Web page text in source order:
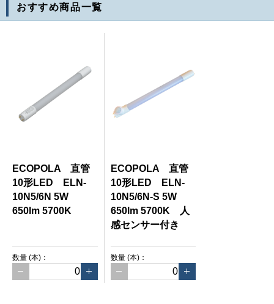
おすすめ商品一覧
ECOPOLA 直管
10形LED ELN-
10N5/6N 5W
650lm 5700K
数量 (本) ：
ECOPOLA 直管
10形LED ELN-
10N5/6N-S 5W
650lm 5700K 人
感センサー付き
数量 (本) ：